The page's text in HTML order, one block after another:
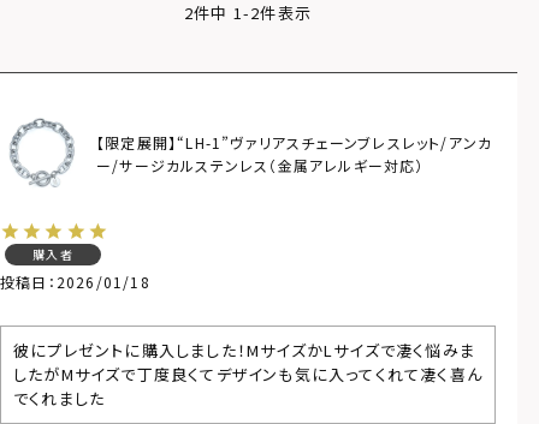
2件中 1-2件表示
【限定展開】“LH-1”ヴァリアスチェーンブレスレット/アンカ
ー/サージカルステンレス（金属アレルギー対応）
購入者
投稿日 2026/01/18
彼にプレゼントに購入しました！MサイズかLサイズで凄く悩みま
したがMサイズで丁度良くてデザインも気に入ってくれて凄く喜ん
でくれました